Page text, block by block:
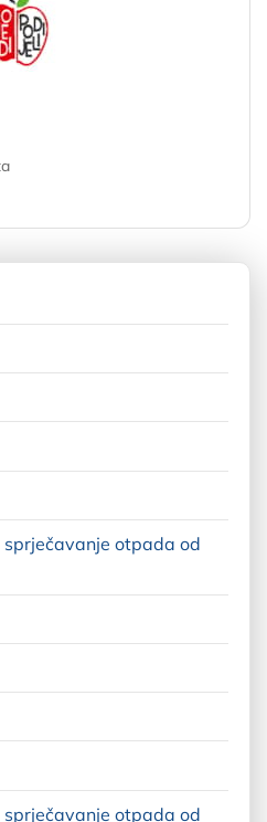
otpada od
otpada od